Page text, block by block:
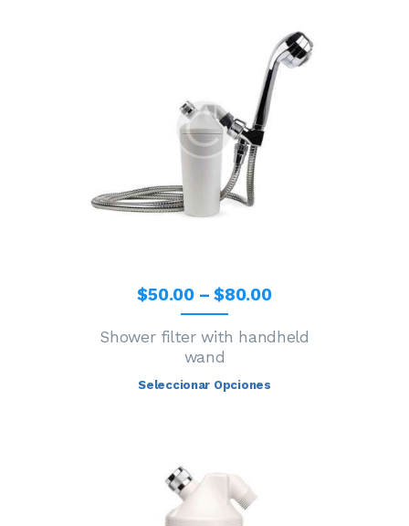
$50.00 – $80.00
Shower filter with handheld
wand
Seleccionar Opciones